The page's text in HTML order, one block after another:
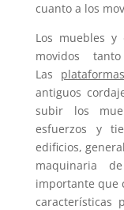
cuanto a los
Los muebles
movidos
Las
antiguos
subir los
esfuerzos y
edificios,
maquinaria
importante que
características